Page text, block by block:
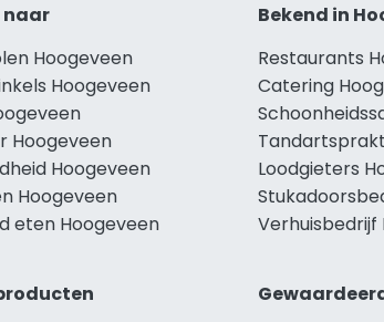
naar
Hoogeveen
Hoogeveen
Hoogeveen
Hoogeveen
Hoogeveen
eten Hoogeveen
Bekend in
Restaurants
Catering
Loodgieters
Verhuisbedrijf